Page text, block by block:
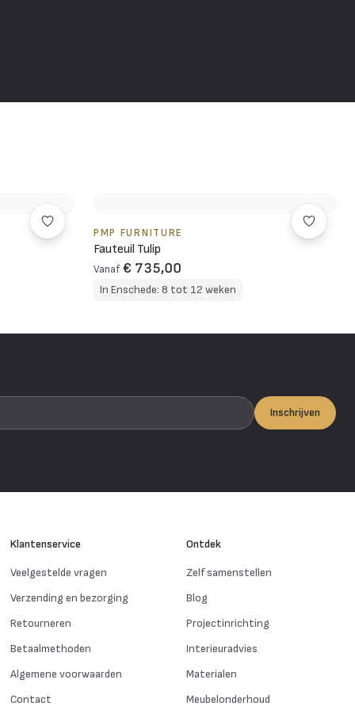
PMP FURNITURE
Fauteuil Tulip
Vanaf € 735,00
In Enschede: 8 tot 12 weken
Inschrijven
Klantenservice
Veelgestelde vragen
Verzending en bezorging
Retourneren
Betaalmethoden
Algemene voorwaarden
Contact
Ontdek
Zelf samenstellen
Blog
Projectinrichting
Interieuradvies
Materialen
Meubelonderhoud